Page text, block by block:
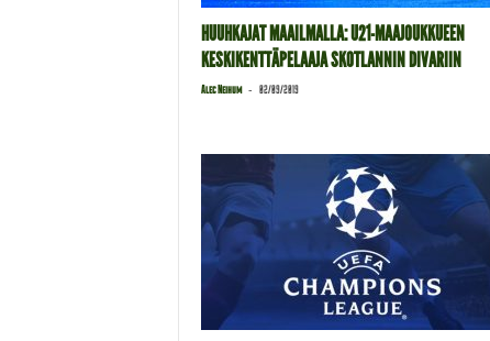
HUUHKAJAT MAAILMALLA: U21-MAAJOUKKUEEN
KESKIKENTTÄPELAAJA SKOTLANNIN DIVARIIN
Alec Neihum - 02/09/2019